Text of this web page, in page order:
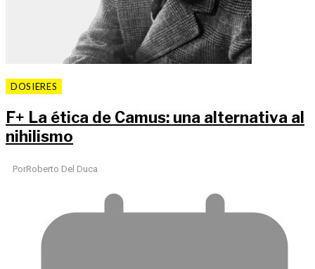
DOSIERES
F+ La ética de Camus: una alternativa al
nihilismo
PorRoberto Del Duca